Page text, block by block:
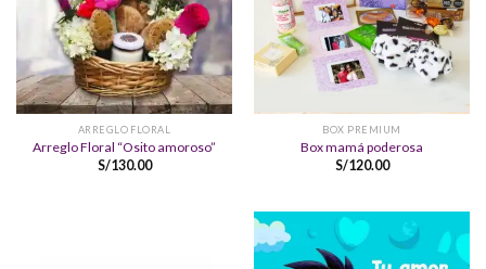
ARREGLO FLORAL
Arreglo Floral “Osito amoroso”
S/130.00
BOX PREMIUM
Box mamá poderosa
S/120.00